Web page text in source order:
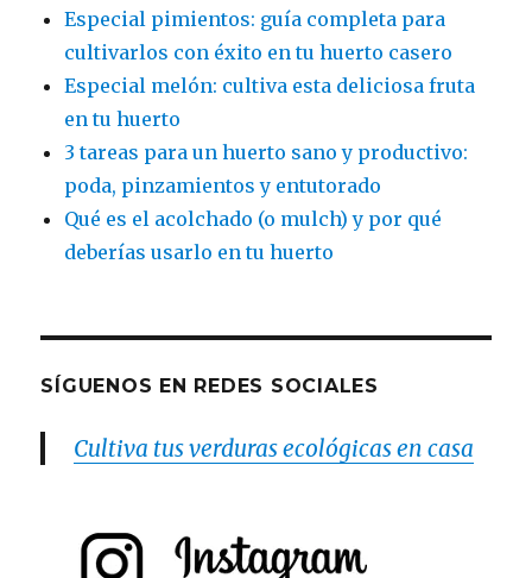
Especial pimientos: guía completa para
cultivarlos con éxito en tu huerto casero
Especial melón: cultiva esta deliciosa fruta
en tu huerto
3 tareas para un huerto sano y productivo:
poda, pinzamientos y entutorado
Qué es el acolchado (o mulch) y por qué
deberías usarlo en tu huerto
SÍGUENOS EN REDES SOCIALES
Cultiva tus verduras ecológicas en casa